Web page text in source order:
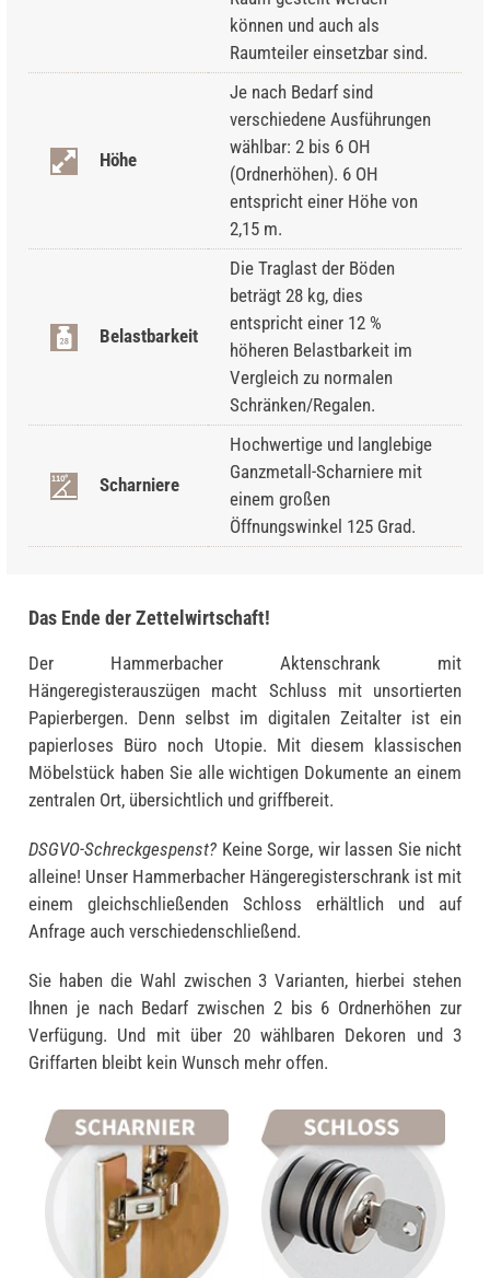
können und auch als
Raumteiler einsetzbar sind.
Höhe
Je nach Bedarf sind
verschiedene Ausführungen
wählbar: 2 bis 6 OH
(Ordnerhöhen). 6 OH
entspricht einer Höhe von
2,15 m.
Belastbarkeit
Die Traglast der Böden
beträgt 28 kg, dies
entspricht einer 12 %
höheren Belastbarkeit im
Vergleich zu normalen
Schränken/Regalen.
Scharniere
Hochwertige und langlebige
Ganzmetall-Scharniere mit
einem großen
Öffnungswinkel 125 Grad.
Das Ende der Zettelwirtschaft!
Der Hammerbacher Aktenschrank mit
Hängeregisterauszügen macht Schluss mit unsortierten
Papierbergen. Denn selbst im digitalen Zeitalter ist ein
papierloses Büro noch Utopie. Mit diesem klassischen
Möbelstück haben Sie alle wichtigen Dokumente an einem
zentralen Ort, übersichtlich und griffbereit.
DSGVO-Schreckgespenst? Keine Sorge, wir lassen Sie nicht
alleine! Unser Hammerbacher Hängeregisterschrank ist mit
einem gleichschließenden Schloss erhältlich und auf
Anfrage auch verschiedenschließend.
Sie haben die Wahl zwischen 3 Varianten, hierbei stehen
Ihnen je nach Bedarf zwischen 2 bis 6 Ordnerhöhen zur
Verfügung. Und mit über 20 wählbaren Dekoren und 3
Griffarten bleibt kein Wunsch mehr offen.